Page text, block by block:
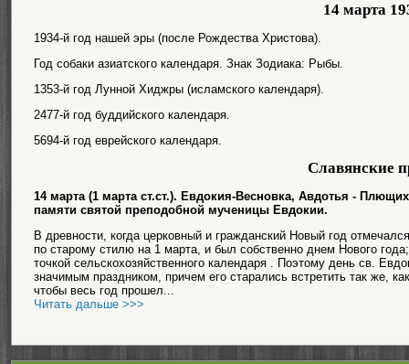
14 марта
1934-й год нашей эры (после Рождества Христова).
Год собаки азиатского календаря. Знак Зодиака: Рыбы.
1353-й год Лунной Хиджры (исламского календаря).
2477-й год буддийского календаря.
5694-й год еврейского календаря.
Славянские
14 марта (1 марта ст.ст.). Евдокия-Весновка, Авдотья -
памяти святой преподобной мученицы Евдокии.
В древности, когда церковный и гражданский Новый год
по старому стилю на 1 марта, и был собственно днем Нового
точкой сельскохозяйственного календаря . Поэтому день св.
значимым праздником, причем его старались встретить так же,
чтобы весь год прошел...
Читать дальше >>>